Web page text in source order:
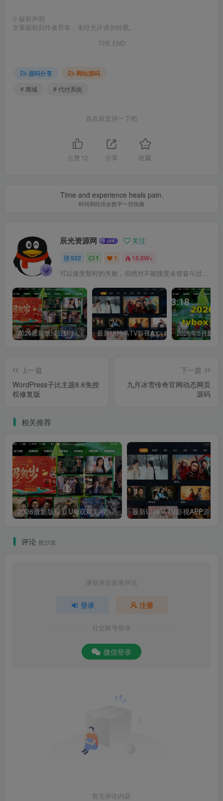
© 版权声明
文章版权归作者所有，未经允许请勿转载。
THE END
源码分享
网站源码
# 商城
# 代付系统
喜欢就支持一下吧
点赞 12 分享 收藏
Time and experience heals pain.
时间和经历会抚平一切伤痛
辰光资源网 关注
922 1 1 18.8W+
可以接受暂时的失败，但绝对不能接受未曾奋斗过的自己
2026最新版绿豆UI9双端影视APP源码 最新UI神马TV影视APP源码 乐檬影视苹果CMS后台 包含前后端源码
上一篇
WordPress子比主题8.6免授
权修复版
下一篇
九月冰雪传奇官网动态网页
源码
相关推荐
2026最新版绿豆UI9双端影视APP源码
评论 抢沙发
请登录后发表评论
登录 注册
社交账号登录
微信登录
暂无评论内容